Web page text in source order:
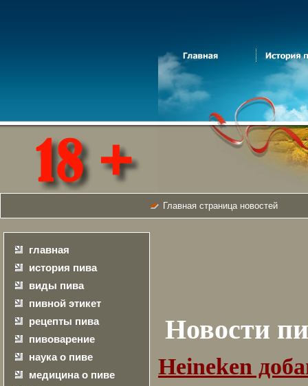
Главная страница новостей
главная
история пива
виды пива
пивной этикет
рецепты пива
пивоварение
наука о пиве
медицина о пиве
Новости
Heineken